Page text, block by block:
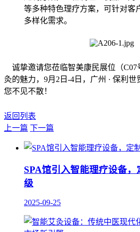
等多种特色理疗方案，可针对客
多样化需求。
诚挚邀请您莅临智美康民展位（C07
灸的魅力，9月2日-4日，广州 · 保利
您不见不散！
返回列表
上一篇 下一篇
SPA馆引入智能理疗设备
级
2025-09-25